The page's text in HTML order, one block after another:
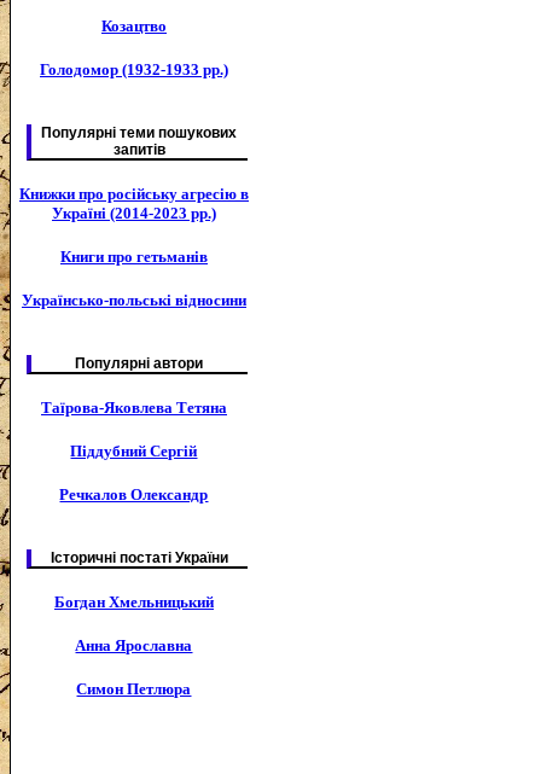
Козацтво
Голодомор (1932-1933 рр.)
Популярні теми пошукових
запитів
Книжки про російську агресію в
Україні (2014-2023 рр.)
Книги про гетьманів
Українсько-польські відносини
Популярні автори
Таїрова-Яковлева Тетяна
Піддубний Сергій
Речкалов Олександр
Історичні постаті України
Богдан Хмельницький
Анна Ярославна
Симон Петлюра